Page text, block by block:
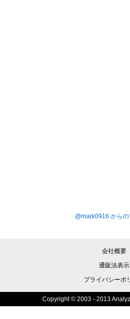
@mark0916 からの
会社概要
通販法表示
プライバシーポ
Copyright © 2003 - 2013